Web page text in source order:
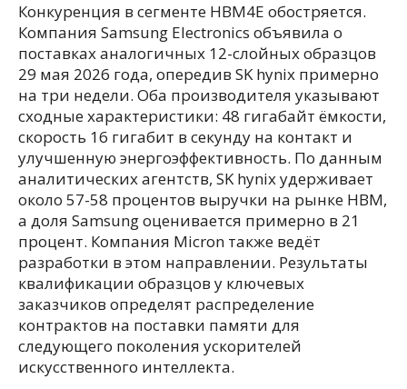
Конкуренция в сегменте HBM4E обостряется.
Компания Samsung Electronics объявила о
поставках аналогичных 12-слойных образцов
29 мая 2026 года, опередив SK hynix примерно
на три недели. Оба производителя указывают
сходные характеристики: 48 гигабайт ёмкости,
скорость 16 гигабит в секунду на контакт и
улучшенную энергоэффективность. По данным
аналитических агентств, SK hynix удерживает
около 57-58 процентов выручки на рынке HBM,
а доля Samsung оценивается примерно в 21
процент. Компания Micron также ведёт
разработки в этом направлении. Результаты
квалификации образцов у ключевых
заказчиков определят распределение
контрактов на поставки памяти для
следующего поколения ускорителей
искусственного интеллекта.